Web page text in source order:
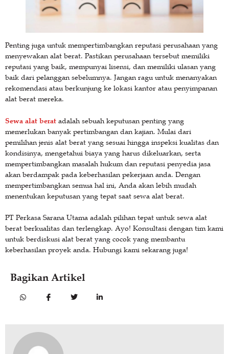
Penting juga untuk mempertimbangkan reputasi perusahaan yang
menyewakan alat berat. Pastikan perusahaan tersebut memiliki
reputasi yang baik, mempunyai lisensi, dan memiliki ulasan yang
baik dari pelanggan sebelumnya. Jangan ragu untuk menanyakan
rekomendasi atau berkunjung ke lokasi kantor atau penyimpanan
alat berat mereka.
Sewa alat berat adalah sebuah keputusan penting yang
memerlukan banyak pertimbangan dan kajian. Mulai dari
pemilihan jenis alat berat yang sesuai hingga inspeksi kualitas dan
kondisinya, mengetahui biaya yang harus dikeluarkan, serta
mempertimbangkan masalah hukum dan reputasi penyedia jasa
akan berdampak pada keberhasilan pekerjaan anda. Dengan
mempertimbangkan semua hal ini, Anda akan lebih mudah
menentukan keputusan yang tepat saat sewa alat berat.
PT Perkasa Sarana Utama adalah pilihan tepat untuk sewa alat
berat berkualitas dan terlengkap. Ayo! Konsultasi dengan tim kami
untuk berdiskusi alat berat yang cocok yang membantu
keberhasilan proyek anda. Hubungi kami sekarang juga!
Bagikan Artikel